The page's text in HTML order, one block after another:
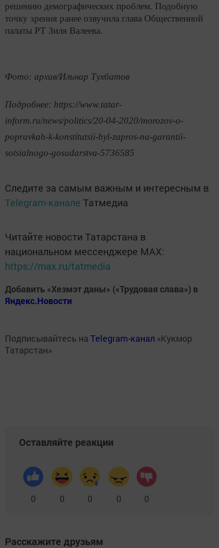
решению демографических проблем. Подобную
точку зрения ранее озвучила глава Общественной
палаты РТ Зиля Валеева.
Фото: архив/Ильнар Тухбатов
Подробнее: https://www.tatar-
inform.ru/news/politics/20-04-2020/morozov-o-
popravkah-k-konstitutsii-byl-zapros-na-garantii-
sotsialnogo-gosudarstva-5736585
Следите за самым важным и интересным в
Telegram-канале Татмедиа
Читайте новости Татарстана в
национальном мессенджере MАХ:
https://max.ru/tatmedia
Добавить «Хезмэт даны» («Трудовая слава») в
Яндекс.Новости
Подписывайтесь на Telegram-канал «Кукмор
Татарстан»
Оставляйте реакции
0 0 0 0 0
Расскажите друзьям